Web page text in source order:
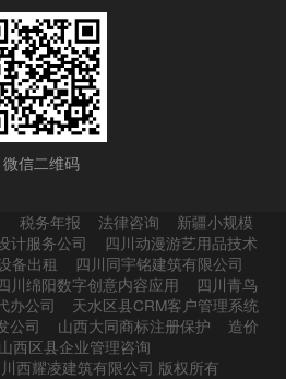
微信二维码
税务年报 法律咨询
新疆小规模
计服务公司
四川动漫游艺用品技术
备出租
四川同宇铭建筑有限公司
川绵阳数字创意内容应用
四川青鸟
办公司
天水区县CRM客户管理系统
公司 山西大同商标注册保护
造价
山西区县企业管理咨询
西耀凌建筑有限公司 版权所有